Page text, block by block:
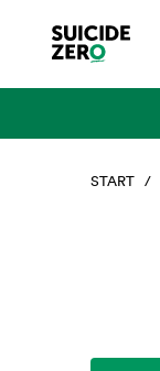
START /